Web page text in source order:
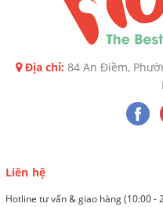
Địa chỉ: 84 An Điềm,
Liên hệ
Hotline tư vấn & giao hàng (10:00 -